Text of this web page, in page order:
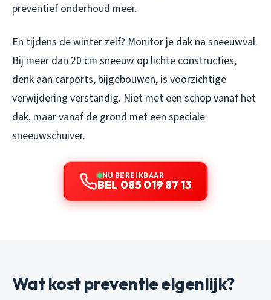
preventief onderhoud meer.
En tijdens de winter zelf? Monitor je dak na sneeuwval.
Bij meer dan 20 cm sneeuw op lichte constructies,
denk aan carports, bijgebouwen, is voorzichtige
verwijdering verstandig. Niet met een schop vanaf het
dak, maar vanaf de grond met een speciale
sneeuwschuiver.
NU BEREIKBAAR
BEL 085 019 87 13
Wat kost preventie eigenlijk?